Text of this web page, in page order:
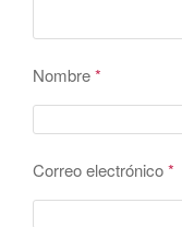
Nombre*
Correo electrónico*